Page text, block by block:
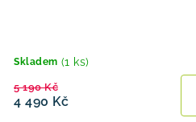
Skladem (1 ks)
4 490 Kč
5 190 Kč